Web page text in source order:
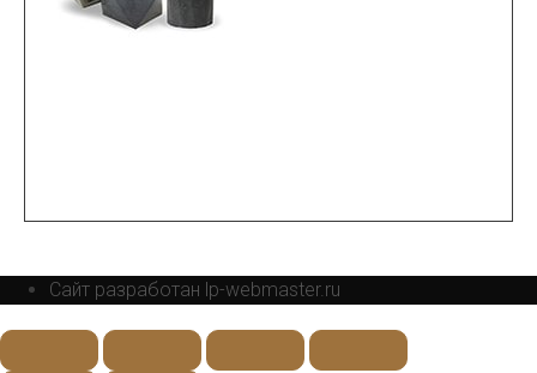
Сайт разработан lp-webmaster.ru